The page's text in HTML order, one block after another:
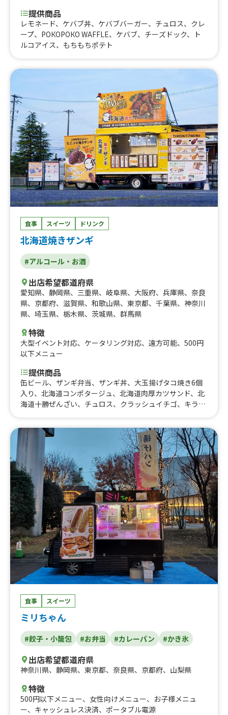
提供商品
レモネード、ケバブ丼、ケバブバーガー、チュロス、クレ
ープ、РОКОРОКО WAFFLE、ケバブ、チーズドック、ト
ルコアイス、もちもちポテト
食事 スイーツ ドリンク
北海道焼きザンギ
#アルコール・お酒
出店希望都道府県
愛知県、 静岡県、 三重県、 岐阜県、 大阪府、 兵庫県、 奈良
県、 京都府、 滋賀県、 和歌山県、 東京都、 千葉県、 神奈川
県、 埼玉県、 栃木県、 茨城県、 群馬県
特徴
大型イベント対応、 ケータリング対応、 遠方可能、 500円
以下メニュー
提供商品
缶ビール、ザンギ弁当、ザンギ丼、大玉揚げタコ焼き6個
入り、北海道コンポタージュ、北海道肉厚カツサンド、北
海道十勝ぜんざい、チュロス、クラッシュイチゴ、キラキ
ポテトフライ、北海道チーズポテト、北海道地鶏丼、北海
道地鶏、北海道ハラミ丼、北海道ハラミ、レインボーかき
氷、赤肉メロンソーダ、夕張かき氷、唐揚げ2種類セット8
個入り、大盛り唐揚げ弁当、北海道プレミアムコーン小、
北海道プレミアムコーン、北海道チキンスープカレー、北
海道赤肉メロン果肉アイス、ハイボール、おにから弁当、
おにぎり、北海道焼きザンギ ヒミツの醤油 4個入り
食事 スイーツ
ミリちゃん
#餃子・小籠包 #お弁当 #カレーパン #かき氷
出店希望都道府県
神奈川県、 静岡県、 東京都、 奈良県、 京都府、 山梨県
特徴
500円以下メニュー、 女性向けメニュー、 お子様メニュ
ー、 キャッシュレス決済、 ポータブル電源